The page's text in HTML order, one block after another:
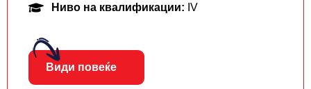
Ниво на квалификации: IV
Види повеќе